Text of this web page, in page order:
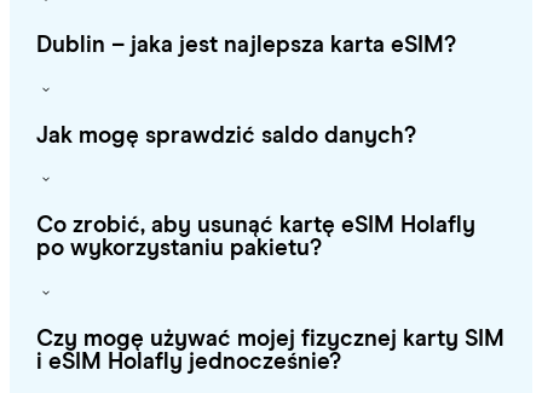
Dublin – jaka jest najlepsza karta eSIM?
Jak mogę sprawdzić saldo danych?
Co zrobić, aby usunąć kartę eSIM Holafly
po wykorzystaniu pakietu?
Czy mogę używać mojej fizycznej karty SIM
i eSIM Holafly jednocześnie?